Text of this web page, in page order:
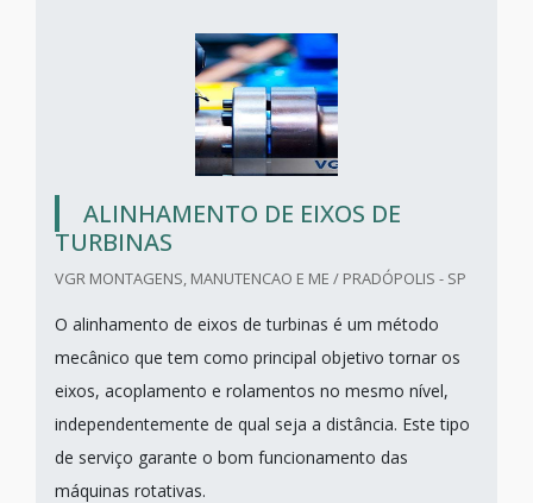
ALINHAMENTO DE EIXOS DE
TURBINAS
VGR MONTAGENS, MANUTENCAO E ME / PRADÓPOLIS - SP
O alinhamento de eixos de turbinas é um método
mecânico que tem como principal objetivo tornar os
eixos, acoplamento e rolamentos no mesmo nível,
independentemente de qual seja a distância. Este tipo
de serviço garante o bom funcionamento das
máquinas rotativas.